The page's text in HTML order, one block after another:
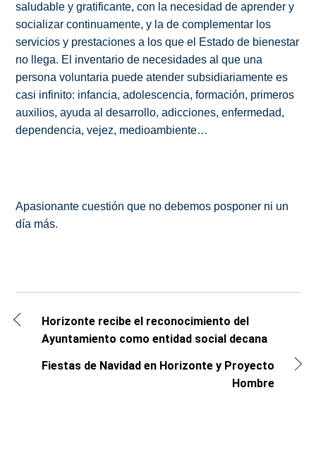
saludable y gratificante, con la necesidad de aprender y
socializar continuamente, y la de complementar los
servicios y prestaciones a los que el Estado de bienestar
no llega. El inventario de necesidades al que una
persona voluntaria puede atender subsidiariamente es
casi infinito: infancia, adolescencia, formación, primeros
auxilios, ayuda al desarrollo, adicciones, enfermedad,
dependencia, vejez, medioambiente…
Apasionante cuestión que no debemos posponer ni un
día más.
Horizonte recibe el reconocimiento del
Ayuntamiento como entidad social decana
Fiestas de Navidad en Horizonte y Proyecto
Hombre